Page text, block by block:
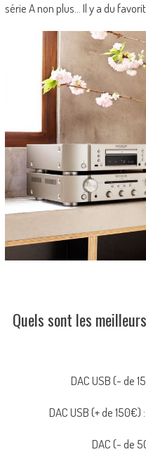
série A non plus… Il y a du
Quels sont les
DAC USB (- de
DAC USB (+ de
DAC (- de